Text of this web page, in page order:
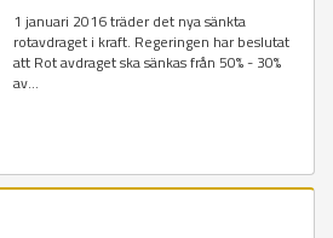
1 januari 2016 träder det nya sänkta
rotavdraget i kraft. Regeringen har beslutat
att Rot avdraget ska sänkas från 50% - 30%
av...